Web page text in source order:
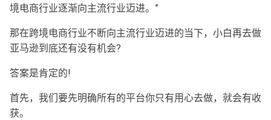
境电商行业逐渐向主流行业迈进。”
那在跨境电商行业不断向主流行业迈进的当下，小白再去做
亚马逊到底还有没有机会?
答案是肯定的!
首先，我们要先明确所有的平台你只有用心去做，就会有收
获。